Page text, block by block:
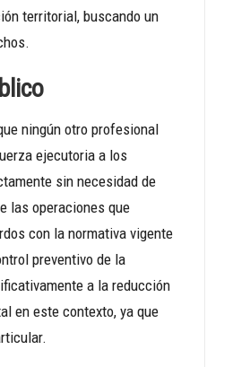
territorial, buscando un
ningún otro profesional
ejecutoria a los
sin necesidad de
las operaciones que
con la normativa vigente
preventivo de la
a la reducción
en este contexto, ya que